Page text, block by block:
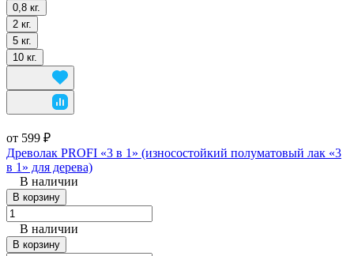
0,8 кг.
2 кг.
5 кг.
10 кг.
от 599 ₽
Древолак PROFI «3 в 1» (износостойкий полуматовый лак «3
в 1» для дерева)
В наличии
В корзину
В наличии
В корзину